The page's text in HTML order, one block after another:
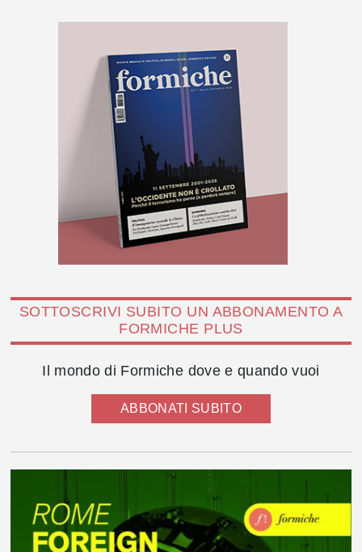
SOTTOSCRIVI SUBITO UN ABBONAMENTO A
FORMICHE PLUS
Il mondo di Formiche dove e quando vuoi
ABBONATI SUBITO